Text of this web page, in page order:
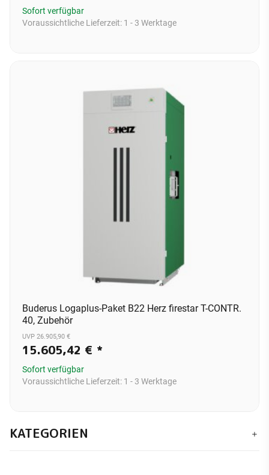
Sofort verfügbar
Voraussichtliche Lieferzeit: 1 - 3 Werktage
Buderus Logaplus-Paket B22 Herz firestar T-CONTR.
40, Zubehör
UVP 26.905,90 €
15.605,42 € *
Sofort verfügbar
Voraussichtliche Lieferzeit: 1 - 3 Werktage
KATEGORIEN